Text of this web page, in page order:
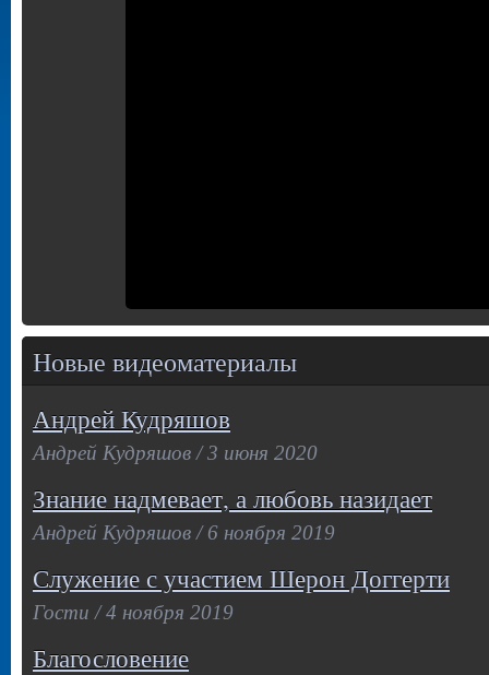
Новые видеоматериалы
Андрей Кудряшов
Андрей Кудряшов / 3 июня 2020
Знание надмевает, а любовь назидает
Андрей Кудряшов / 6 ноября 2019
Служение с участием Шерон Доггерти
Гости / 4 ноября 2019
Благословение